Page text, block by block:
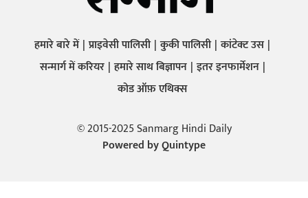
हमारे बारे में प्राइवेसी पालिसी कुकी पालिसी कांटेक्ट उस
सन्मार्ग में करियर हमारे साथ बिज्ञापन इतर इनफार्मेशन
कोड ऑफ़ एथिक्स
© 2015-2025 Sanmarg Hindi Daily
Powered byQuintype